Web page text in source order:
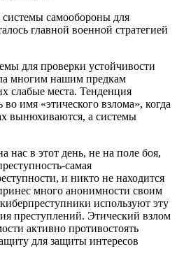
самообороны для
главной военной стратегией
для проверки устойчивости
многим нашим предкам
слабые места. Тенденция
имя «этического взлома», когда
вынюхиваются, а системы
нас в этот день, не на поле боя,
самая
и никто не находится
много анонимности своим
используют эту
преступлений. Этический взлом
активно противостоять
для защиты интересов